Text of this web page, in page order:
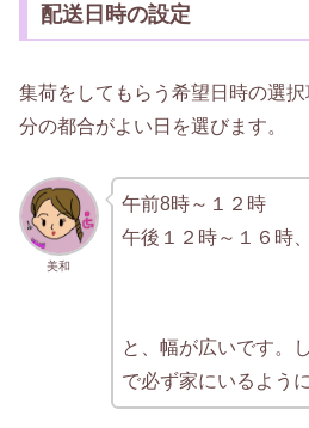
配送日時の設定
集荷をしてもらう希望日時の選
分の都合がよい日を選びます。
美和
午前8時～１２時
午後１２時～１６時
と、幅が広いです。
で必ず家にいるよう